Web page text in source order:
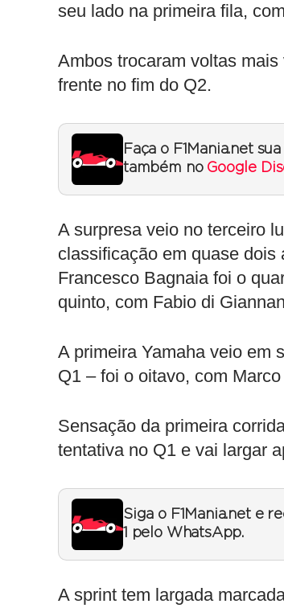
seu lado na primeira fila,
Ambos trocaram voltas
frente no fim do Q2.
Faça o F1Mania.net
também no Google
A surpresa veio no terceiro
classificação em quase
Francesco Bagnaia foi o
quinto, com Fabio di
A primeira Yamaha veio em
Q1 – foi o oitavo, com
Sensação da primeira
tentativa no Q1 e vai largar
Siga o F1Mania.net e
1 pelo WhatsApp.
A sprint tem largada